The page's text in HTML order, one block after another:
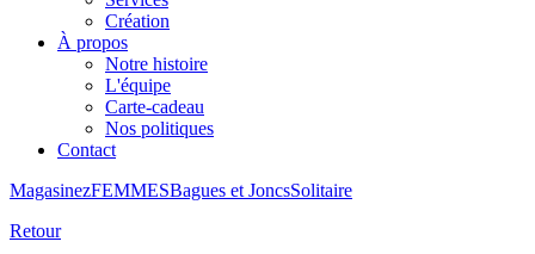
Création
À propos
Notre histoire
L'équipe
Carte-cadeau
Nos politiques
Contact
MagasinezFEMMESBagues et JoncsSolitaire
Retour